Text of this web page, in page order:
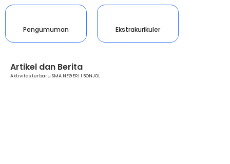
Pengumuman Ekstrakurikuler
Artikel dan Berita
Aktivitas terbaru SMA NEGERI 1 BONJOL